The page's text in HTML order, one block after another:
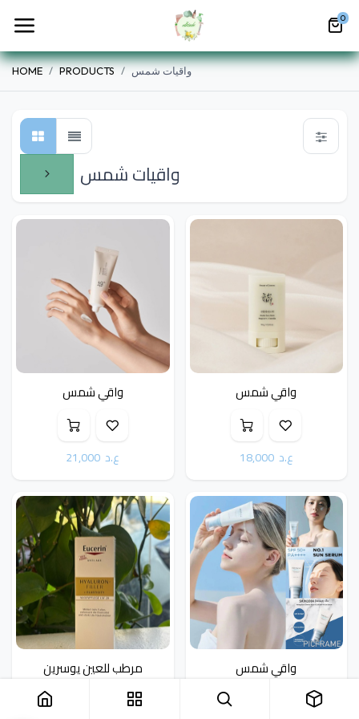
0
HOME PRODUCTS واقيات شمس
واقيات شمس
واقي شمس
21,000 ع.د
واقي شمس
18,000 ع.د
مرطب للعين يوسرين واقي شمس